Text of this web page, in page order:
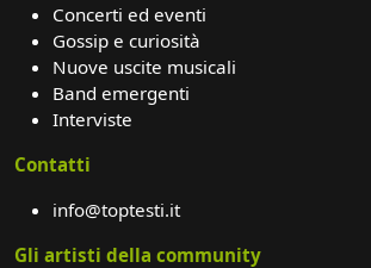
Concerti ed eventi
Gossip e curiosità
Nuove uscite musicali
Band emergenti
Interviste
Contatti
info@toptesti.it
Gli artisti della community